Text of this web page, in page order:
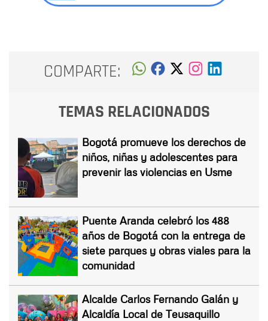
COMPARTE:
TEMAS RELACIONADOS
Bogotá promueve los derechos de
niños, niñas y adolescentes para
prevenir las violencias en Usme
Puente Aranda celebró los 488
años de Bogotá con la entrega de
siete parques y obras viales para la
comunidad
Alcalde Carlos Fernando Galán y
Alcaldía Local de Teusaquillo